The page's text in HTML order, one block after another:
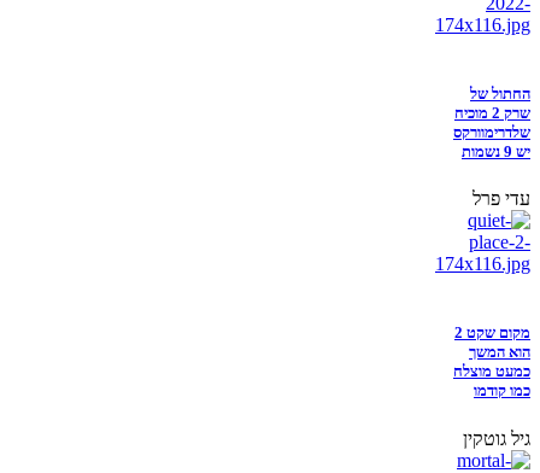
החתול של
שרק 2 מוכיח
שלדרימוורקס
יש 9 נשמות
עדי פרל
מקום שקט 2
הוא המשך
כמעט מוצלח
כמו קודמו
גיל גוטקין